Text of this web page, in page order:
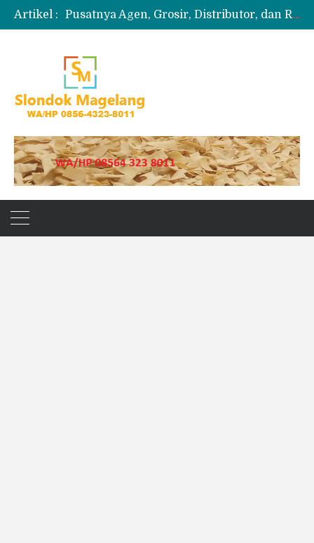
Artikel :
Pusatnya Agen, Grosir, Distributor, dan Reseller Puyur Koin
Produksi Slondok
Jual Puyur Koin Mentah 1 Ball 5 kg